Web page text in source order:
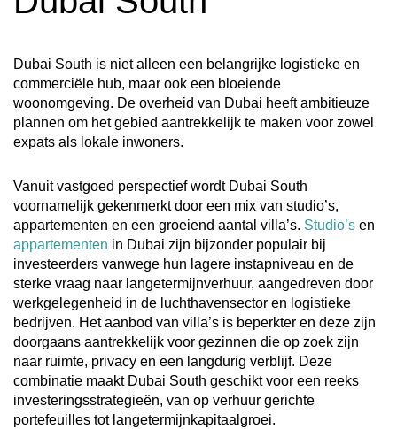
Dubai South is niet alleen een belangrijke logistieke en
commerciële hub, maar ook een bloeiende
woonomgeving. De overheid van Dubai heeft ambitieuze
plannen om het gebied aantrekkelijk te maken voor zowel
expats als lokale inwoners.
Vanuit vastgoed perspectief wordt Dubai South
voornamelijk gekenmerkt door een mix van studio’s,
appartementen en een groeiend aantal villa’s. Studio’s en
appartementen in Dubai zijn bijzonder populair bij
investeerders vanwege hun lagere instapniveau en de
sterke vraag naar langetermijnverhuur, aangedreven door
werkgelegenheid in de luchthavensector en logistieke
bedrijven. Het aanbod van villa’s is beperkter en deze zijn
doorgaans aantrekkelijk voor gezinnen die op zoek zijn
naar ruimte, privacy en een langdurig verblijf. Deze
combinatie maakt Dubai South geschikt voor een reeks
investeringsstrategieën, van op verhuur gerichte
portefeuilles tot langetermijnkapitaalgroei.